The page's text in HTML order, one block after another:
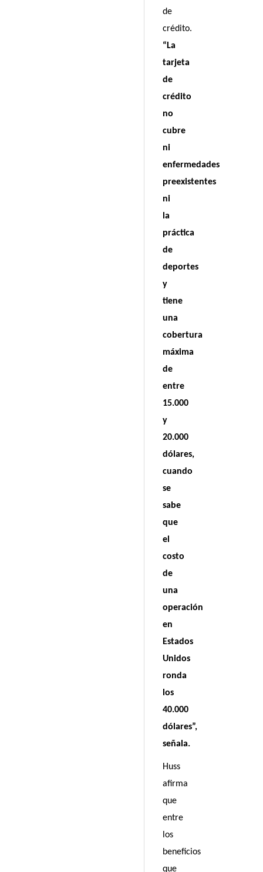
de
crédito.
“La
tarjeta
de
crédito
no
cubre
ni
enfermedades
preexistentes
ni
la
práctica
de
deportes
y
tiene
una
cobertura
máxima
de
entre
15.000
y
20.000
dólares,
cuando
se
sabe
que
el
costo
de
una
operación
en
Estados
Unidos
ronda
los
40.000
dólares”,
señala.
Huss
afirma
que
entre
los
beneficios
que